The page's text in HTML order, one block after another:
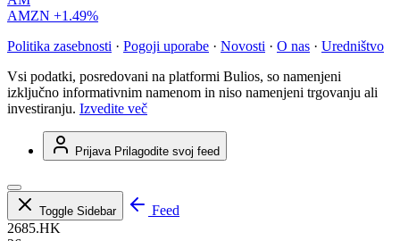
AMZN +1.49%
Politika zasebnosti · Pogoji uporabe · Novosti · O nas · Uredništvo
Vsi podatki, posredovani na platformi Bulios, so namenjeni
izključno informativnim namenom in niso namenjeni trgovanju ali
investiranju. Izvedite več
Prijava Prilagodite svoj feed
Toggle Sidebar
Feed
2685.HK